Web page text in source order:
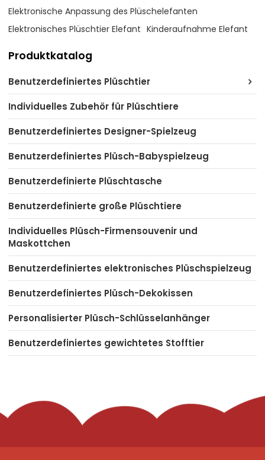
Elektronische Anpassung des Plüschelefanten
Elektronisches Plüschtier Elefant Kinderaufnahme Elefant
Produktkatalog
Benutzerdefiniertes Plüschtier
Individuelles Zubehör für Plüschtiere
Benutzerdefiniertes Designer-Spielzeug
Benutzerdefiniertes Plüsch-Babyspielzeug
Benutzerdefinierte Plüschtasche
Benutzerdefinierte große Plüschtiere
Individuelles Plüsch-Firmensouvenir und
Maskottchen
Benutzerdefiniertes elektronisches Plüschspielzeug
Benutzerdefiniertes Plüsch-Dekokissen
Personalisierter Plüsch-Schlüsselanhänger
Benutzerdefiniertes gewichtetes Stofftier